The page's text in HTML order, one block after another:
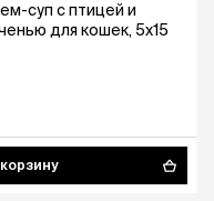
суп с птицей и
для кошек, 5x15